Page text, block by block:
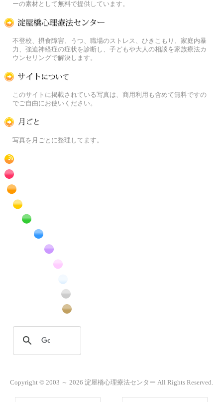
ーの素材として無料で提供しています。
不登校、摂食障害、うつ、職場のストレス、ひきこもり、家庭内暴
力、強迫神経症の症状を診断し、子どもや大人の相談を家族療法カ
ウンセリングで解決します。
このサイトに掲載されている写真は、商用利用も含めて無料ですの
でご自由にお使いください。
写真を月ごとに整理してます。
RSS
赤色の花のフリー写真素材
橙色の花のフリー写真素材
黄色の花のフリー写真素材
緑色の花のフリー写真素材
青色の花のフリー写真素材
紫色の花のフリー写真素材
白色の花のフリー写真素材
昆虫のフリー写真素材
Copyright © 2003 ～ 2026 淀屋橋心理療法センター All Rights Reserved.